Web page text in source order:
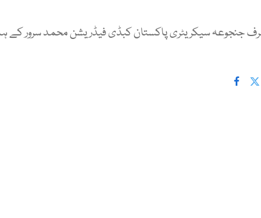
جنجوعہ سیکریٹری پاکستان کبڈی فیڈریشن محمد سرور کے